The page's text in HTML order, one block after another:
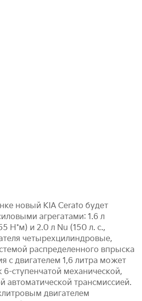
новый KIA Cerato будет
агрегатами: 1.6 л
Н*м) и 2.0 л Nu (150 л. с.,
четырехцилиндровые,
распределенного впрыска
с двигателем 1,6 литра может
ступенчатой механической,
автоматической трансмиссией.
двигателем